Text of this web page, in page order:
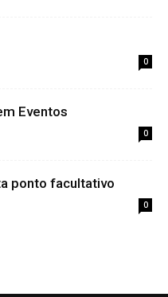
0
Eventos
0
ponto facultativo
0